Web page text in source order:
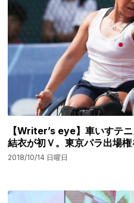
【Writer’s eye】車いすテ
結衣が初Ｖ。東京パラ出場
2018/10/14 日曜日